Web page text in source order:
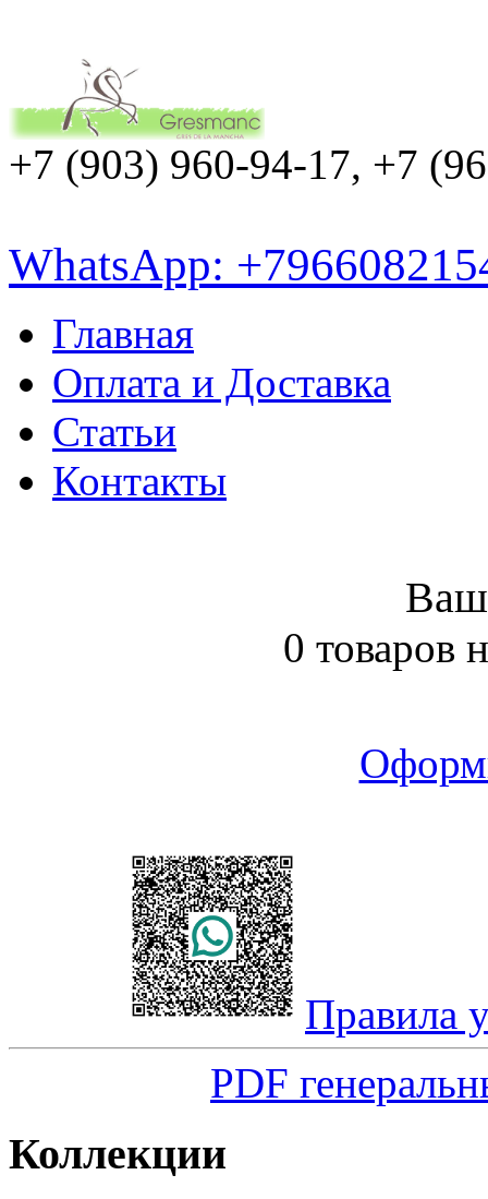
+7 (903) 960-94-17, +7
WhatsApp:
Главная
Оплата и Доставка
Статьи
Контакты
0 товаров
Правила
PDF
Коллекции